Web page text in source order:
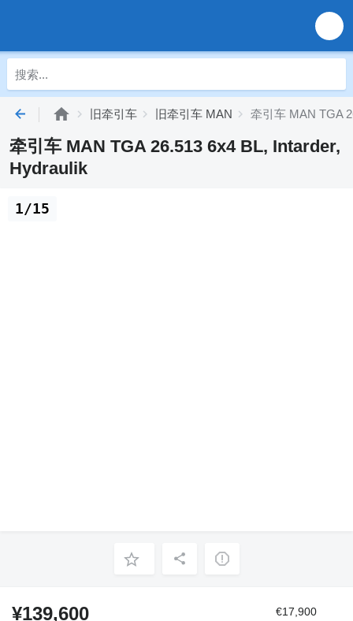
旧牵引车 旧牵引车 MAN 牵引车 MAN TGA
牵引车 MAN TGA 26.513 6x4 BL, Intarder,
Hydraulik
1/15
¥139,600
€17,900